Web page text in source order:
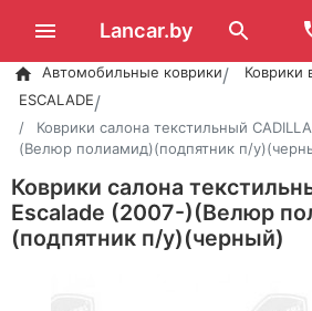
Lancar.by
Автомобильные коврики Коврики
ESCALADE
Коврики салона текстильный
(Велюр полиамид)(подпятник п/
Коврики салона
Escalade (2007-)(Велюр
(подпятник п/у)(черный)